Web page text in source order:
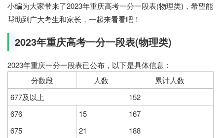
小编为大家带来了2023年重庆高考一分一段表(物理类)，希望能
帮助到广大考生和家长，一起来看看吧！
2023年重庆高考一分一段表(物理类)
2023年重庆一分一段表已公布，以下是具体信息：
分数段
人数
累计人数
677及以上
152
676
15
167
675
21
188